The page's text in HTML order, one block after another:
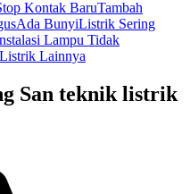
Kontak BaruTambah
Ada BunyiListrik Sering
Lampu Tidak
Lainnya
San teknik listrik